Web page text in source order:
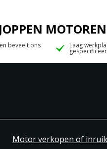
MOTOREN
beveelt ons Laag
Motor verkopen of